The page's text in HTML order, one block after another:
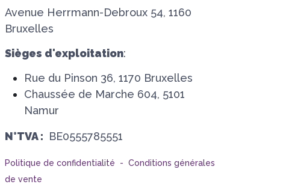
Avenue Herrmann-Debroux 54, 1160
Bruxelles
Sièges d'exploitation:
Rue du Pinson 36, 1170 Bruxelles
Chaussée de Marche 604, 5101
Namur
N°TVA : BE0555785551
Politique de confidentialité - Conditions générales
de vente